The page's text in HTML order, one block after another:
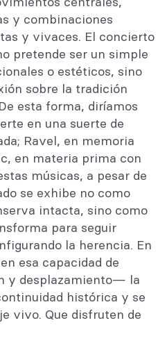
y combinaciones
y vivaces. El concierto
pretende ser un simple
o estéticos, sino
sobre la tradición
esta forma, diríamos
en una suerte de
Ravel, en memoria
en materia prima con
músicas, a pesar de
se exhibe no como
intacta, sino como
para seguir
la herencia. En
esa capacidad de
y desplazamiento— la
histórica y se
vivo. Que disfruten de